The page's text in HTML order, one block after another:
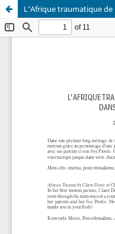
L’Afrique traumatique de